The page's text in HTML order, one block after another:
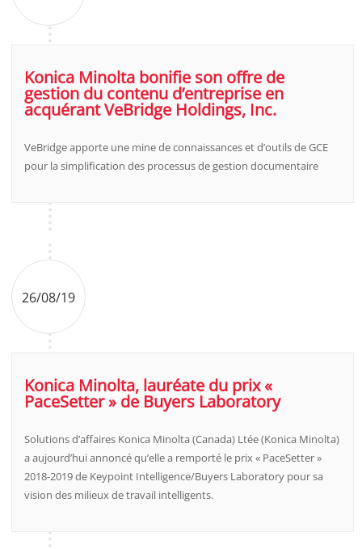
Konica Minolta bonifie son offre de
gestion du contenu d’entreprise en
acquérant VeBridge Holdings, Inc.
VeBridge apporte une mine de connaissances et d’outils de GCE
pour la simplification des processus de gestion documentaire
26/08/19
Konica Minolta, lauréate du prix «
PaceSetter » de Buyers Laboratory
Solutions d’affaires Konica Minolta (Canada) Ltée (Konica Minolta)
a aujourd’hui annoncé qu’elle a remporté le prix « PaceSetter »
2018-2019 de Keypoint Intelligence/Buyers Laboratory pour sa
vision des milieux de travail intelligents.